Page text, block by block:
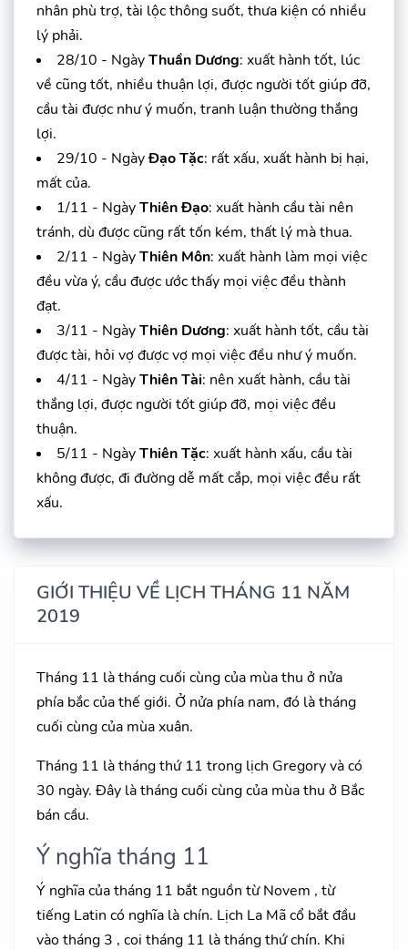
nhân phù trợ, tài lộc thông suốt, thưa kiện có nhiều
lý phải.
28/10 - NgàyThuần Dương: xuất hành tốt, lúc
về cũng tốt, nhiều thuận lợi, được người tốt giúp đỡ,
cầu tài được như ý muốn, tranh luận thường thắng
lợi.
29/10 - NgàyĐạo Tặc: rất xấu, xuất hành bị hại,
mất của.
1/11 - NgàyThiên Đạo: xuất hành cầu tài nên
tránh, dù được cũng rất tốn kém, thất lý mà thua.
2/11 - NgàyThiên Môn: xuất hành làm mọi việc
đều vừa ý, cầu được ước thấy mọi việc đều thành
đạt.
3/11 - NgàyThiên Dương: xuất hành tốt, cầu tài
được tài, hỏi vợ được vợ mọi việc đều như ý muốn.
4/11 - NgàyThiên Tài: nên xuất hành, cầu tài
thắng lợi, được người tốt giúp đỡ, mọi việc đều
thuận.
5/11 - NgàyThiên Tặc: xuất hành xấu, cầu tài
không được, đi đường dễ mất cắp, mọi việc đều rất
xấu.
GIỚI THIỆU VỀ LỊCH THÁNG 11 NĂM
2019
Tháng 11 là tháng cuối cùng của mùa thu ở nửa
phía bắc của thế giới. Ở nửa phía nam, đó là tháng
cuối cùng của mùa xuân.
Tháng 11 là tháng thứ 11 trong lịch Gregory và có
30 ngày. Đây là tháng cuối cùng của mùa thu ở Bắc
bán cầu.
Ý nghĩa tháng 11
Ý nghĩa của tháng 11 bắt nguồn từ Novem , từ
tiếng Latin có nghĩa là chín. Lịch La Mã cổ bắt đầu
vào tháng 3 , coi tháng 11 là tháng thứ chín. Khi